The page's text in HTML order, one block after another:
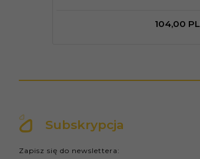
104,00
Subskrypcja
Zapisz się do newslettera: